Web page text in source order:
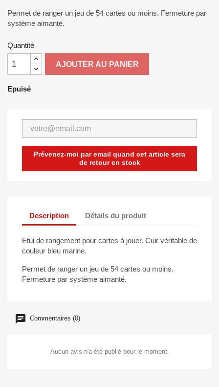
Permet de ranger un jeu de 54 cartes ou moins. Fermeture par
système aimanté.
Quantité
AJOUTER AU PANIER
Epuisé
Prévenez-moi par email quand cet article sera
de retour en stock
Description Détails du produit
Etui de rangement pour cartes à jouer. Cuir véritable de
couleur bleu marine.
Permet de ranger un jeu de 54 cartes ou moins.
Fermeture par système aimanté.
Commentaires (0)
Aucun avis n'a été publié pour le moment.